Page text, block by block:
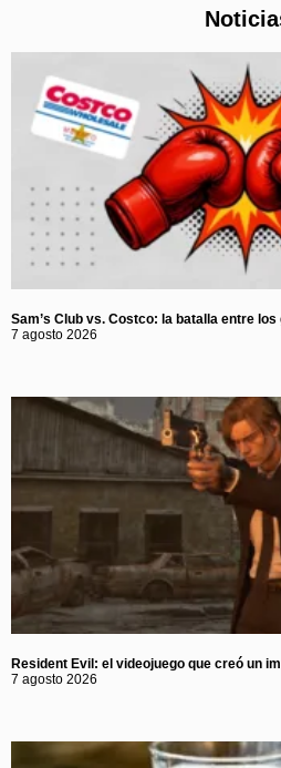
Sam’s Club vs. Costco: la batalla entre
7 agosto 2026
Resident Evil: el videojuego que creó un
7 agosto 2026